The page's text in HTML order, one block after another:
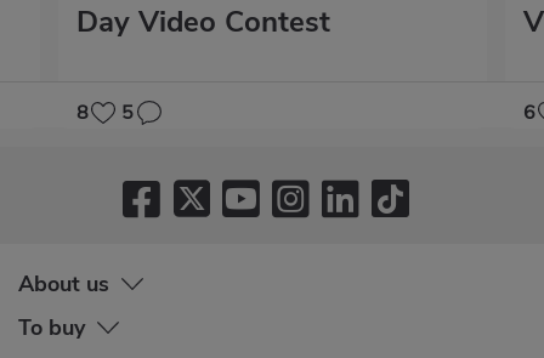
Day Video Contest
8 5 6
About us
To buy